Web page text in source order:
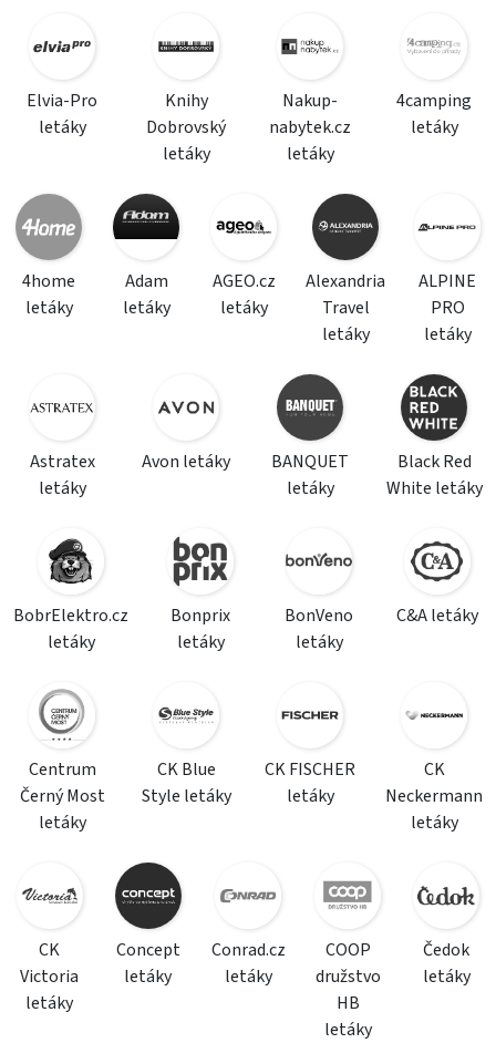
Elvia-Pro
letáky
Knihy
Dobrovský
letáky
Nakup-
nabytek.cz
letáky
4camping
letáky
4home
letáky
Adam
letáky
AGEO.cz
letáky
Alexandria
Travel
letáky
ALPINE
PRO
letáky
Astratex
letáky
Avon letáky
BANQUET
letáky
Black Red
White letáky
BobrElektro.cz
letáky
Bonprix
letáky
BonVeno
letáky
C&A letáky
Centrum
Černý Most
letáky
CK Blue
Style letáky
CK FISCHER
letáky
CK
Neckermann
letáky
CK
Victoria
letáky
Concept
letáky
Conrad.cz
letáky
COOP
družstvo
HB
letáky
Čedok
letáky